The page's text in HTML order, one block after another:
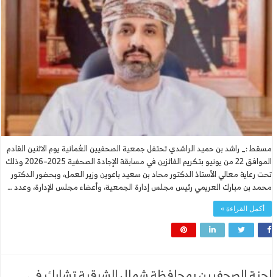
مسقط :_ راشد بن حميد الراشدي تحتفل جمعية الصحفيين العُمانية يوم الاثنين القادم
الموافق 22 من يونيو بتكريم الفائزين في مسابقة الإجادة الصحفية 2025–2026 وذلك
تحت رعاية معالي الأستاذ الدكتور محاد بن سعيد باعوين وزير العمل، وبحضور الدكتور
محمد بن مبارك العريمي رئيس مجلس إدارة الجمعية، وأعضاء مجلس الإدارة، وعدد …
أكمل القراءة »